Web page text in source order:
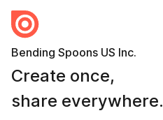
Bending Spoons US Inc.
Create once,
share everywhere.